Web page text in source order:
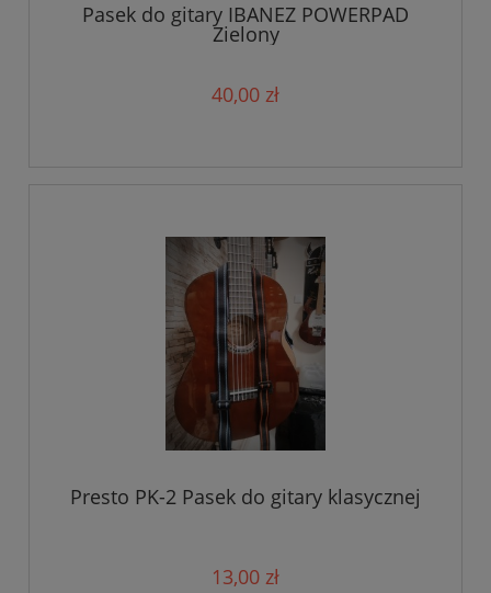
Pasek do gitary IBANEZ POWERPAD
Zielony
40,00 zł
Presto PK-2 Pasek do gitary klasycznej
13,00 zł